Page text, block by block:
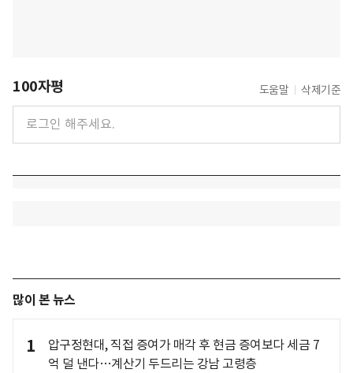
100자평 도움말 삭제기준
많이 본 뉴스
1
압구정현대, 직접 증여가 매각 후 현금 증여보다 세금 7
억 덜 낸다…계산기 두드리는 강남 고령층